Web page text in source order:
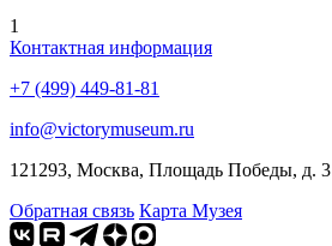
1
Контактная информация
+7 (499) 449-81-81
info@victorymuseum.ru
121293, Москва, Площадь Победы, д. 3
Обратная связь Карта Музея